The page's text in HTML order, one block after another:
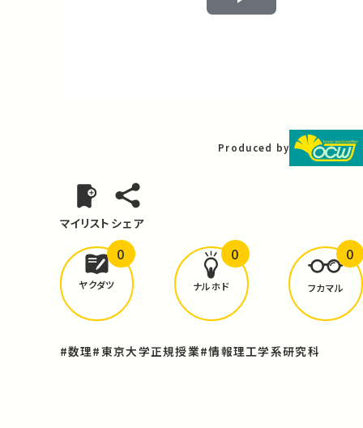
Play
Produced by
マイリスト シェア
どんな学びがありましたか？
ヤクダツ
0
ナルホド
0
フカマル
0
#数理#東京大学正規授業#情報理工学系研究科